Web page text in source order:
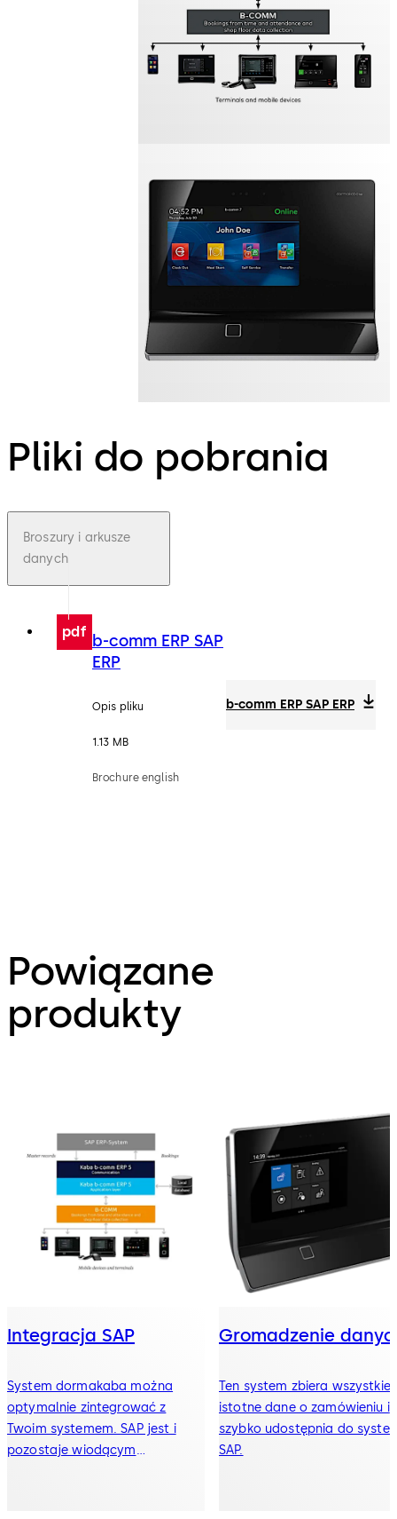
Pliki do pobrania
Broszury i arkusze
danych
pdf b-comm ERP SAP
ERP
Opis pliku
1.13 MB
Brochure english
b-comm ERP SAP ERP
Powiązane
produkty
Integracja SAP
System dormakaba można
optymalnie zintegrować z
Twoim systemem. SAP jest i
pozostaje wiodącym
Gromadzenie
Ten system zbiera wszystkie
istotne dane o zamówieniu i
szybko udostępnia do
SAP.